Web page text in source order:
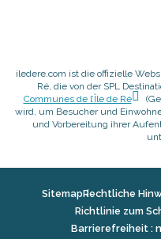
iledere.com ist die offizielle
Ré, die von der SPL
Communes de l’Île de Ré
wird, um Besucher und
und Vorbereitung ihrer
SitemapRechtliche
Richtlinie zum
Barrierefreiheit :